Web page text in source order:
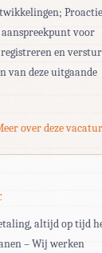
voor
en
van deze uitgaande
over deze
altijd op tijd
– Wij werken